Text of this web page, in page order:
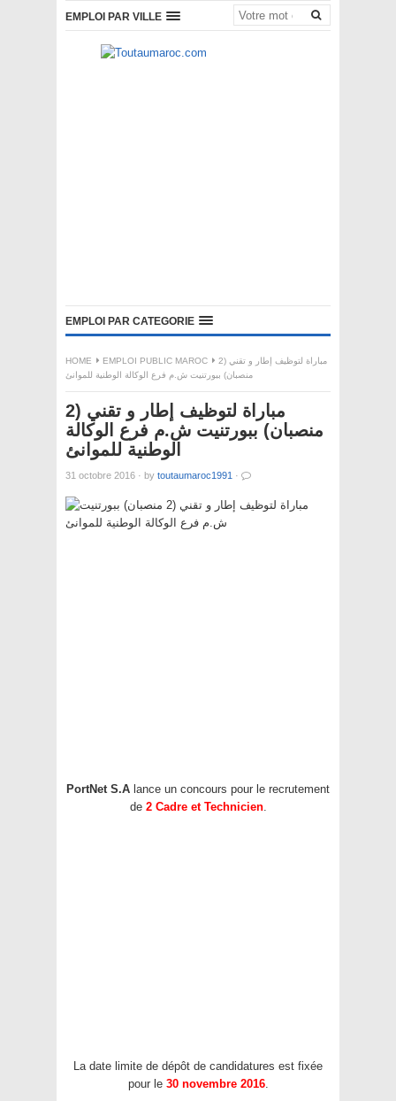
EMPLOI PAR VILLE
EMPLOI PAR CATEGORIE
HOME EMPLOI PUBLIC MAROC
مباراة لتوظيف إطار و تقني (2
منصبان) ببورتنيت ش.م فرع الوكالة الوطنية للموانئ
مباراة لتوظيف إطار و تقني (2
منصبان) ببورتنيت ش.م فرع الوكالة
الوطنية للموانئ
31 octobre 2016 · by toutaumaroc1991 ·
PortNet S.A lance un concours pour le recrutement
de 2 Cadre et Technicien.
La date limite de dépôt de candidatures est fixée
pour le 30 novembre 2016.